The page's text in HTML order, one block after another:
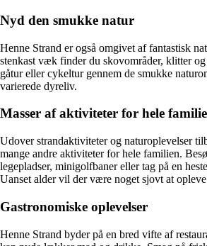
Nyd den smukke natur
Henne Strand er også omgivet af fantastisk
stenkast væk finder du skovområder, klitter og
gåtur eller cykeltur gennem de smukke
varierede dyreliv.
Masser af aktiviteter for hele
Udover strandaktiviteter og naturoplevelser
mange andre aktiviteter for hele familien.
legepladser, minigolfbaner eller tag på en
Uanset alder vil der være noget sjovt at
Gastronomiske oplevelser
Henne Strand byder på en bred vifte af